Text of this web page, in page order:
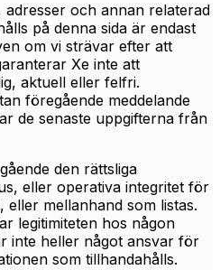
och annan relaterad
på denna sida är endast
om vi strävar efter att
Xe inte att
aktuell eller felfri.
föregående meddelande
de senaste uppgifterna från
den rättsliga
eller operativa integritet för
mellanhand som listas.
legitimiteten hos någon
inte heller något ansvar för
som tillhandahålls.